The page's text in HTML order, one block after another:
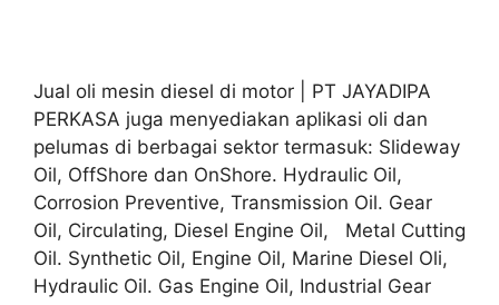
Jual oli mesin diesel di motor | PT JAYADIPA
PERKASA juga menyediakan aplikasi oli dan
pelumas di berbagai sektor termasuk: Slideway
Oil, OffShore dan OnShore. Hydraulic Oil,
Corrosion Preventive, Transmission Oil. Gear
Oil, Circulating, Diesel Engine Oil, Metal Cutting
Oil. Synthetic Oil, Engine Oil, Marine Diesel Oli,
Hydraulic Oil. Gas Engine Oil, Industrial Gear